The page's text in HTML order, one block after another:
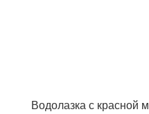
Водолазка с красной